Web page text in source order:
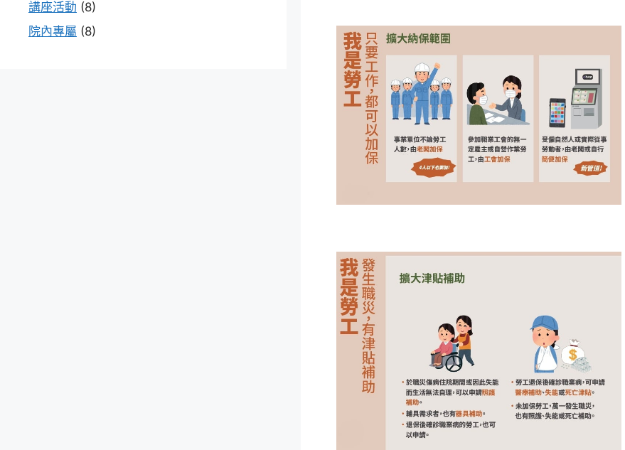
講座活動 (8)
院內專屬 (8)